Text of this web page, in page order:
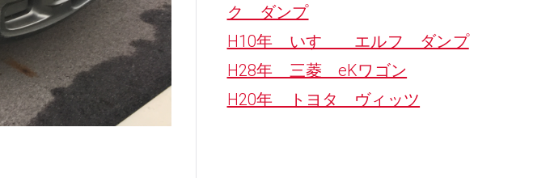
ク ダンプ
H10年 いすゞ エルフ ダンプ
H28年 三菱 eKワゴン
H20年 トヨタ ヴィッツ